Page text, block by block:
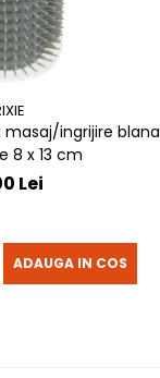
ingrijire blana
pisici Trixie 8 x 13 cm
Lei
ADAUGA IN COS